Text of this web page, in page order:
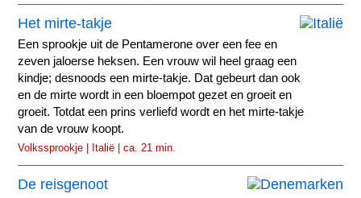
Het mirte-takje
Een sprookje uit de Pentamerone over een fee en
zeven jaloerse heksen. Een vrouw wil heel graag een
kindje; desnoods een mirte-takje. Dat gebeurt dan ook
en de mirte wordt in een bloempot gezet en groeit en
groeit. Totdat een prins verliefd wordt en het mirte-takje
van de vrouw koopt.
Volkssprookje | Italië | ca. 21 min.
De reisgenoot